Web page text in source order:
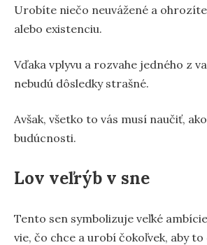
Urobíte niečo neuvážené a
alebo existenciu.
Vďaka vplyvu a rozvahe jedného z
nebudú dôsledky strašné.
Avšak, všetko to vás musí naučiť,
budúcnosti.
Lov veľrýb v sne
Tento sen symbolizuje veľké
vie, čo chce a urobí čokoľvek, aby to